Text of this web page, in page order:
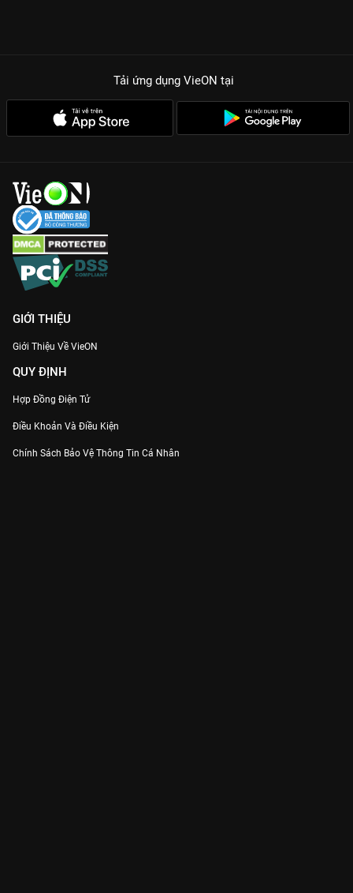
Tải ứng dụng VieON tại
GIỚI THIỆU
Giới Thiệu Về VieON
QUY ĐỊNH
Hợp Đồng Điện Tử
Điều Khoản Và Điều Kiện
Chính Sách Bảo Vệ Thông Tin Cá Nhân